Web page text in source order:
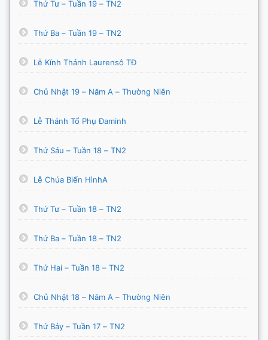
Thứ Tư – Tuần 19 – TN2
Thứ Ba – Tuần 19 – TN2
Lễ Kính Thánh Laurensô TĐ
Chủ Nhật 19 – Năm A – Thường Niên
Lễ Thánh Tổ Phụ Đaminh
Thứ Sáu – Tuần 18 – TN2
Lễ Chúa Biến HìnhA
Thứ Tư – Tuần 18 – TN2
Thứ Ba – Tuần 18 – TN2
Thứ Hai – Tuần 18 – TN2
Chủ Nhật 18 – Năm A – Thường Niên
Thứ Bảy – Tuần 17 – TN2